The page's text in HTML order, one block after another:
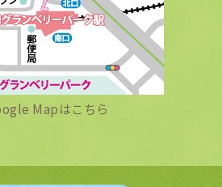
Mapはこちら